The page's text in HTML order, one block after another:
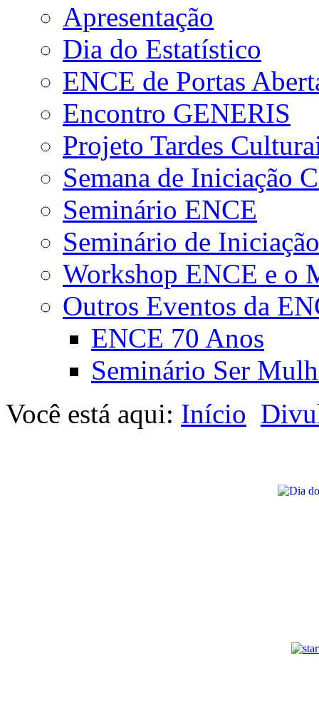
Apresentação
Dia do Estatístico
ENCE de Portas
Encontro GENERIS
Projeto Tardes
Semana de Iniciação
Seminário ENCE
Seminário de
Workshop ENCE e o
Outros Eventos da
ENCE 70 Anos
Seminário Ser
Você está aqui: Início